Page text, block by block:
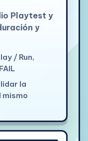
Playtest y
y
/ Run,
la
Ver detalle